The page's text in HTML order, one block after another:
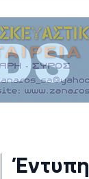
Έντυπη